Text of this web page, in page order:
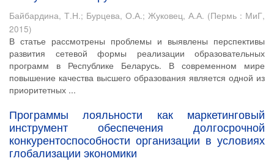
Байбардина, Т.Н.; Бурцева, О.А.; Жуковец, А.А. (Пермь : МиГ,
2015)
В статье рассмотрены проблемы и выявлены перспективы
развития сетевой формы реализации образовательных
программ в Республике Беларусь. В современном мире
повышение качества высшего образования является одной из
приоритетных ...
Программы лояльности как маркетинговый
инструмент обеспечения долгосрочной
конкурентоспособности организации в условиях
глобализации экономики